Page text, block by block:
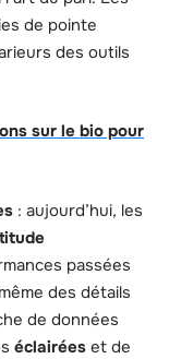
de pointe
des outils
sur le bio pour
: aujourd’hui, les
passées
des détails
de données
éclairées et de